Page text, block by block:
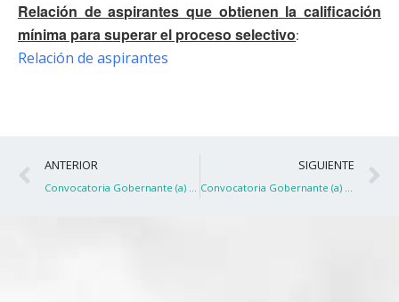
Relación de aspirantes que obtienen la calificación
mínima para superar el proceso selectivo:
Relación de aspirantes
Ant
ANTERIOR
Convocatoria Gobernante (a) 2021
SIGUIENTE
Convocatoria Gobernante (a) 2021